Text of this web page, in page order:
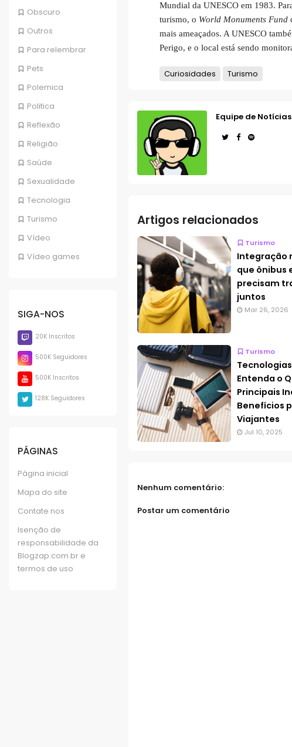
Obscuro
Outros
Para relembrar
Pets
Polemica
Politica
Reflexão
Religião
Saúde
Sexualidade
Tecnologia
Turismo
Vídeo
Vídeo games
SIGA-NOS
20K Inscritos
500K Seguidores
500K Inscritos
128K Seguidores
PÁGINAS
Página inicial
Mapa do site
Contate nos
Isenção de
responsabilidade da
Blogzap.com.br e
termos de uso
Mundial da UNESCO em 1983.
turismo, o World Monuments Fund
mais ameaçados. A UNESCO
Perigo, e o local está sendo
Curiosidades Turismo
Equipe de
Artigos relacionados
Turismo
Integração
que ônibus
precisam
juntos
Mar 26, 2026
Turismo
Entenda o
Principais
Benefícios
Viajantes
Jul 10, 2025
Nenhum comentário:
Postar um comentário